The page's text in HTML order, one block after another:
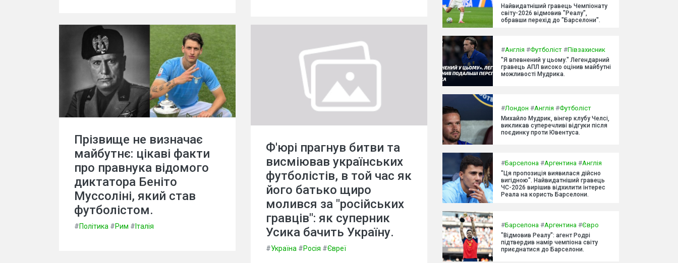
Прізвище не визначає
майбутнє: цікаві факти
про правнука відомого
диктатора Беніто
Муссоліні, який став
футболістом.
#Політика #Рим # Італія
Ф'юрі прагнув битви та
висміював українських
футболістів, в той час як
його батько щиро
молився за "російських
гравців": як суперник
Усика бачить Україну.
#Україна #Росія #Євреї
Найвидатніший гравець Чемпіонату
світу-2026 відмовив "Реалу",
обравши перехід до "Барселони".
#Англія #Футболіст #Півзахисник
"Я впевнений у цьому." Легендарний
гравець АПЛ високо оцінив майбутні
можливості Мудрика.
#Лондон #Англія #Футболіст
Михайло Мудрик, вінгер клубу Челсі,
викликав суперечливі відгуки після
поєдинку проти Ювентуса.
#Барселона #Аргентина #Англія
"Ця пропозиція виявилася дійсно
вигідною". Найвидатніший гравець
ЧС-2026 вирішив відхилити інтерес
Реала на користь Барселони.
#Барселона #Аргентина #Євро
"Відмовив Реалу": агент Родрі
підтвердив намір чемпіона світу
приєднатися до Барселони.